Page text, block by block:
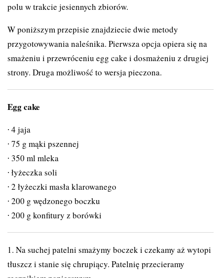
polu w trakcie jesiennych zbiorów.
W poniższym przepisie znajdziecie dwie metody
przygotowywania naleśnika. Pierwsza opcja opiera się na
smażeniu i przewróceniu egg cake i dosmażeniu z drugiej
strony. Druga możliwość to wersja pieczona.
Egg cake
4 jaja
75 g mąki pszennej
350 ml mleka
łyżeczka soli
2 łyżeczki masła klarowanego
200 g wędzonego boczku
200 g konfitury z borówki
1. Na suchej patelni smażymy boczek i czekamy aż wytopi
tłuszcz i stanie się chrupiący. Patelnię przecieramy